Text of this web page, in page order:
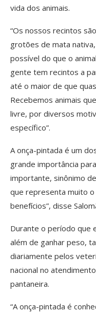
vida dos animais.
“Os nossos recintos
grotões de mata
possível do que o
gente tem recintos a
até o maior de que
Recebemos animais
livre, por diversos
específico”.
A onça-pintada é um
grande importância
importante, sinônimo
que representa muito
benefícios”, disse
Durante o período que
além de ganhar peso,
diariamente pelos
nacional no
pantaneira.
“A onça-pintada é